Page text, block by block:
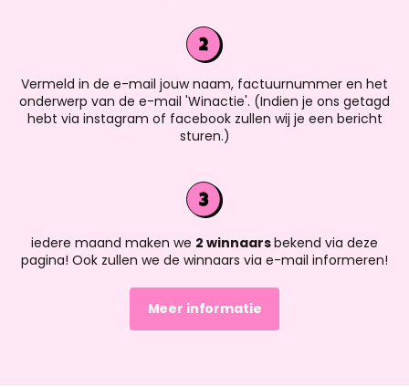
Vermeld in de e-mail jouw naam, factuurnummer en het
onderwerp van de e-mail 'Winactie'. (Indien je ons getagd
hebt via instagram of facebook zullen wij je een bericht
sturen.)
iedere maand maken we 2 winnaarsbekend via deze
pagina! Ook zullen we de winnaars via e-mail informeren!
Meer informatie